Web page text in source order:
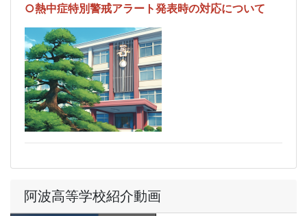
○熱中症特別警戒アラート発表時の対応について
阿波高等学校紹介動画